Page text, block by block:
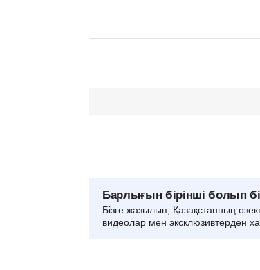
Барлығын бірінші болып
Бізге жазылып, Қазақстанның
видеолар мен эксклюзивтерден